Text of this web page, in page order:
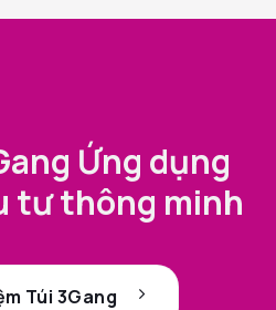
Ứng dụng
tư thông minh
Túi 3Gang